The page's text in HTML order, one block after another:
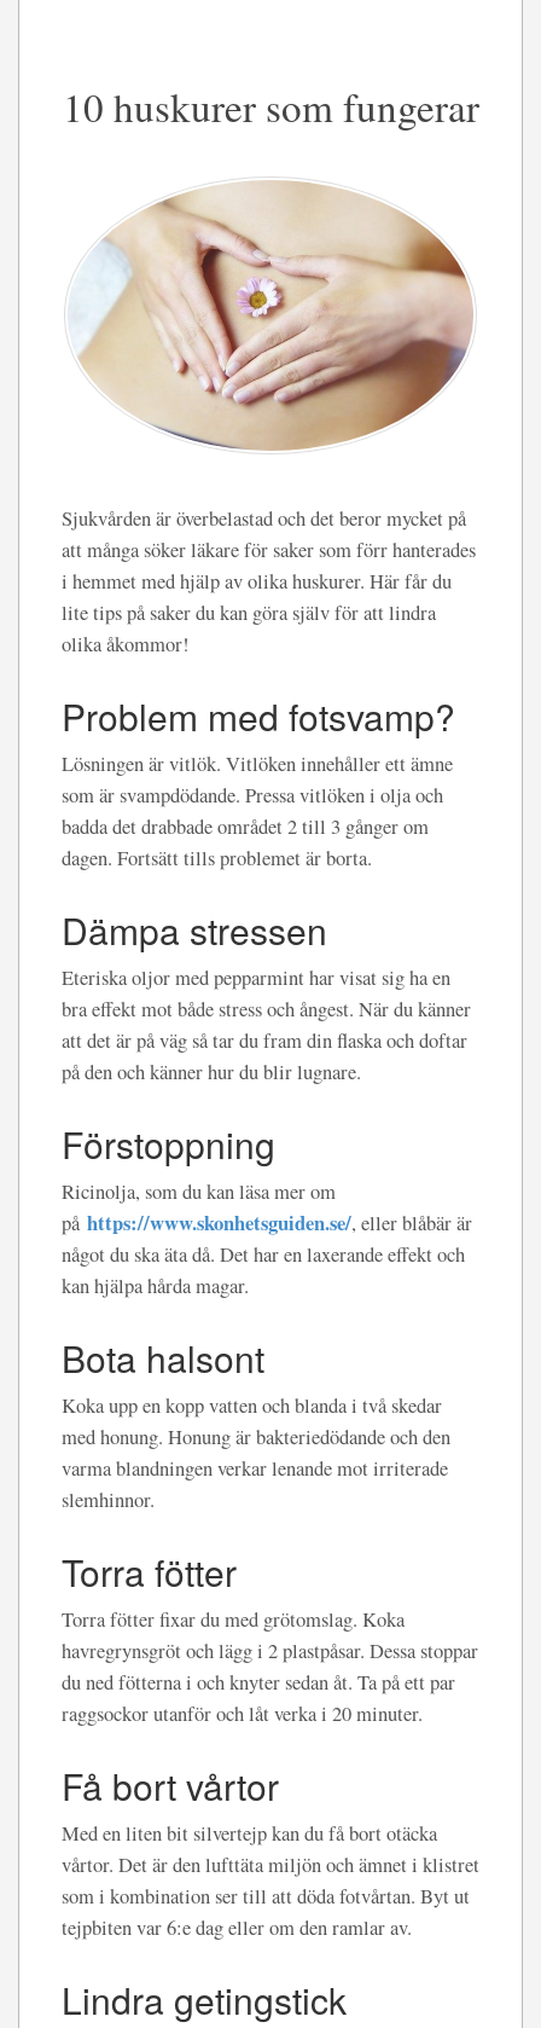
10 huskurer som fungerar
Sjukvården är överbelastad och det beror mycket på
att många söker läkare för saker som förr hanterades
i hemmet med hjälp av olika huskurer. Här får du
lite tips på saker du kan göra själv för att lindra
olika åkommor!
Problem med fotsvamp?
Lösningen är vitlök. Vitlöken innehåller ett ämne
som är svampdödande. Pressa vitlöken i olja och
badda det drabbade området 2 till 3 gånger om
dagen. Fortsätt tills problemet är borta.
Dämpa stressen
Eteriska oljor med pepparmint har visat sig ha en
bra effekt mot både stress och ångest. När du känner
att det är på väg så tar du fram din flaska och doftar
på den och känner hur du blir lugnare.
Förstoppning
Ricinolja, som du kan läsa mer om
på https://www.skonhetsguiden.se/, eller blåbär är
något du ska äta då. Det har en laxerande effekt och
kan hjälpa hårda magar.
Bota halsont
Koka upp en kopp vatten och blanda i två skedar
med honung. Honung är bakteriedödande och den
varma blandningen verkar lenande mot irriterade
slemhinnor.
Torra fötter
Torra fötter fixar du med grötomslag. Koka
havregrynsgröt och lägg i 2 plastpåsar. Dessa stoppar
du ned fötterna i och knyter sedan åt. Ta på ett par
raggsockor utanför och låt verka i 20 minuter.
Få bort vårtor
Med en liten bit silvertejp kan du få bort otäcka
vårtor. Det är den lufttäta miljön och ämnet i klistret
som i kombination ser till att döda fotvårtan. Byt ut
tejpbiten var 6:e dag eller om den ramlar av.
Lindra getingstick